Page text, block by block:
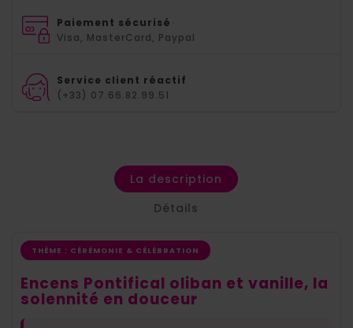
Paiement sécurisé
Visa, MasterCard, Paypal
Service client réactif
(+33) 07.66.82.99.51
La description
Détails
THÈME : CÉRÉMONIE & CÉLÉBRATION
Encens Pontifical oliban et vanille, la
solennité en douceur